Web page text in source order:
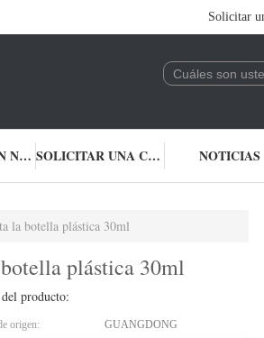
Solicitar
CONTACTA CON NOSOTROS SOLICITAR UNA CITA NOTICIAS
la botella plástica 30ml
plástica 30ml
producto:
origen: GUANGDONG